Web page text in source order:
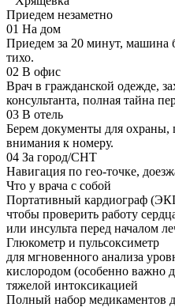
Приедем незаметно
01 На дом
Приедем за 20 минут, машина
тихо.
02 В офис
Врач в гражданской одежде,
консультанта, полная тайна
03 В отель
Берем документы для охраны,
внимания к номеру.
04 За город/СНТ
Навигация по гео-точке,
Что у врача с собой
Портативный кардиограф
чтобы проверить работу
или инсульта перед началом
Глюкометр и пульсоксиметр
для мгновенного анализа
кислородом (особенно важно
тяжелой интоксикацией
Полный набор медикаментов